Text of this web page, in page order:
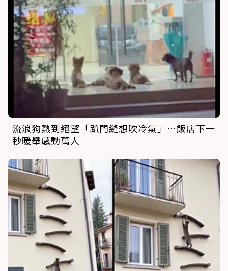
流浪狗熱到絕望「趴門縫想吹冷氣」…飯店下一
秒暖舉感動萬人